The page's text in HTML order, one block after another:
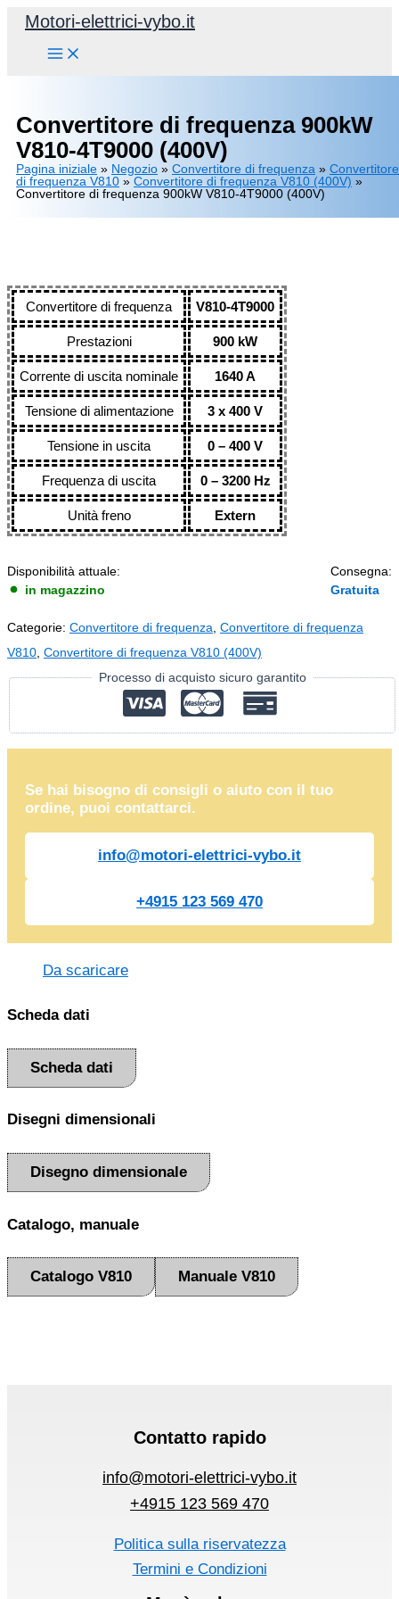
VaiMotori-elettrici-vybo.it
Convertitore di frequenza 900kW
V810-4T9000 (400V)
Pagina iniziale » Negozio » Convertitore di frequenza » Convertitore
di frequenza V810 » Convertitore di frequenza V810 (400V) »
Convertitore di frequenza 900kW V810-4T9000 (400V)
Convertitore di frequenza V810-4T9000
Prestazioni 900 kW
Corrente di uscita nominale 1640 A
Tensione di alimentazione 3 x 400 V
Tensione in uscita 0 – 400 V
Frequenza di uscita 0 – 3200 Hz
Unità freno Extern
Disponibilità attuale:
in magazzino
Consegna:
Gratuita
Categorie: Convertitore di frequenza Convertitore di frequenza
V810 Convertitore di frequenza V810 (400V)
Processo di acquisto sicuro garantito
Se hai bisogno di consigli o aiuto con il tuo
ordine, puoi contattarci.
info@motori-elettrici-vybo.it
+4915 123 569 470
Da scaricare
Scheda dati
Scheda dati
Disegni dimensionali
Disegno dimensionale
Catalogo, manuale
Catalogo V810 Manuale V810
Contatto rapido
info@motori-elettrici-vybo.it
+4915 123 569 470
Politica sulla riservatezza
Termini e Condizioni